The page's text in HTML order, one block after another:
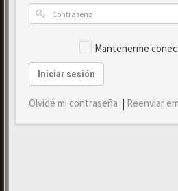
Mantenerme
Iniciar sesión
Olvidé mi contraseña | Reenviar